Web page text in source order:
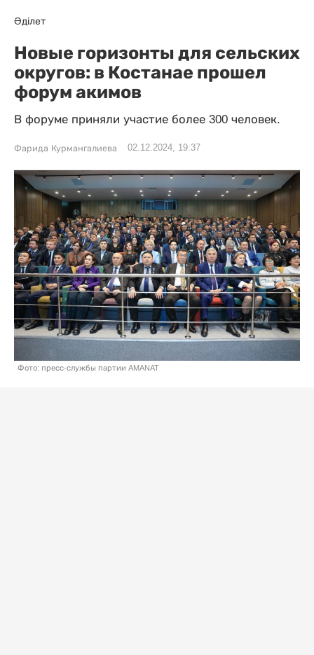
Әділет
Новые горизонты для сельских
округов: в Костанае прошел
форум акимов
В форуме приняли участие более 300 человек.
Фарида Курмангалиева 02.12.2024, 19:37
Фото: пресс-службы партии AMANAT